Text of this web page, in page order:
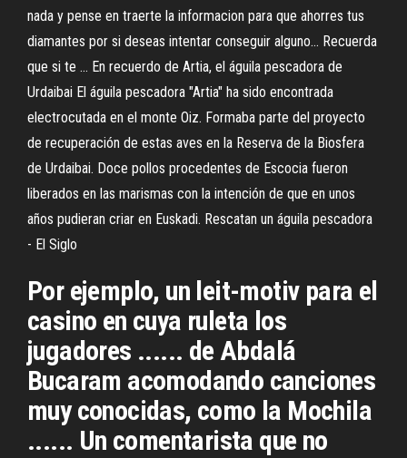
nada y pense en traerte la informacion para que ahorres tus
diamantes por si deseas intentar conseguir alguno... Recuerda
que si te ... En recuerdo de Artia, el águila pescadora de
Urdaibai El águila pescadora "Artia" ha sido encontrada
electrocutada en el monte Oiz. Formaba parte del proyecto
de recuperación de estas aves en la Reserva de la Biosfera
de Urdaibai. Doce pollos procedentes de Escocia fueron
liberados en las marismas con la intención de que en unos
años pudieran criar en Euskadi. Rescatan un águila pescadora
- El Siglo
Por ejemplo, un leit-motiv para el
casino en cuya ruleta los
jugadores ...... de Abdalá
Bucaram acomodando canciones
muy conocidas, como la Mochila
...... Un comentarista que no